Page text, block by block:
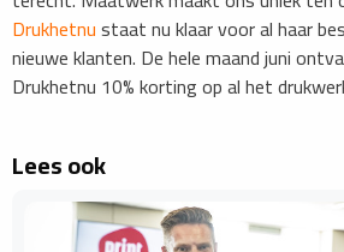
Drukhetnustaat nu klaar voor al haar
nieuwe klanten. De hele maand juni
Drukhetnu 10% korting op al het
Lees ook